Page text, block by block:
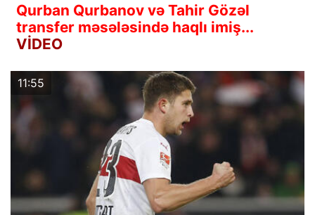
Qurban Qurbanov və Tahir Gözəl
transfer məsələsində haqlı imiş...
VİDEO
11:55